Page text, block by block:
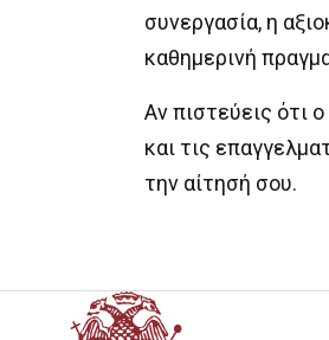
συνεργασία, η
καθημερινή
Αν πιστεύεις ότι
και τις
την αίτησή σου.